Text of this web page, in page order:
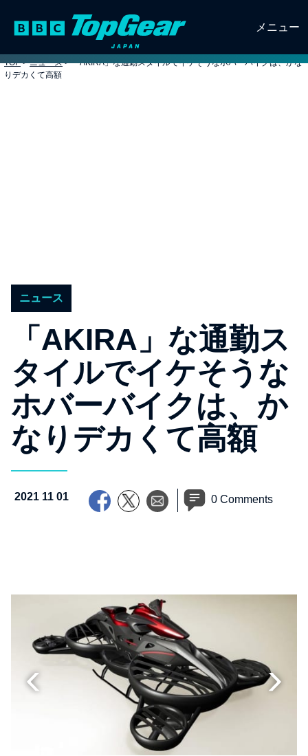
メニュー
TOP > ニュース > 「AKIRA」な通勤スタイルでイケそうなホバーバイクは、かな
りデカくて高額
ニュース
「AKIRA」な通勤ス
タイルでイケそうな
ホバーバイクは、か
なりデカくて高額
2021 11 01 0 Comments